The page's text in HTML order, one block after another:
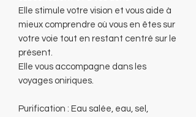
Elle stimule votre vision et vous aide à
mieux comprendre où vous en êtes sur
votre voie tout en restant centré sur le
présent.
Elle vous accompagne dans les
voyages oniriques.
Purification : Eau salée, eau, sel,